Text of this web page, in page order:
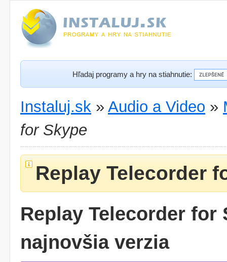
Hľadaj programy a hry na stiahnutie:
Instaluj.sk » Audio a Video »
for Skype
Replay Telecorder
Replay Telecorder for
najnovšia verzia